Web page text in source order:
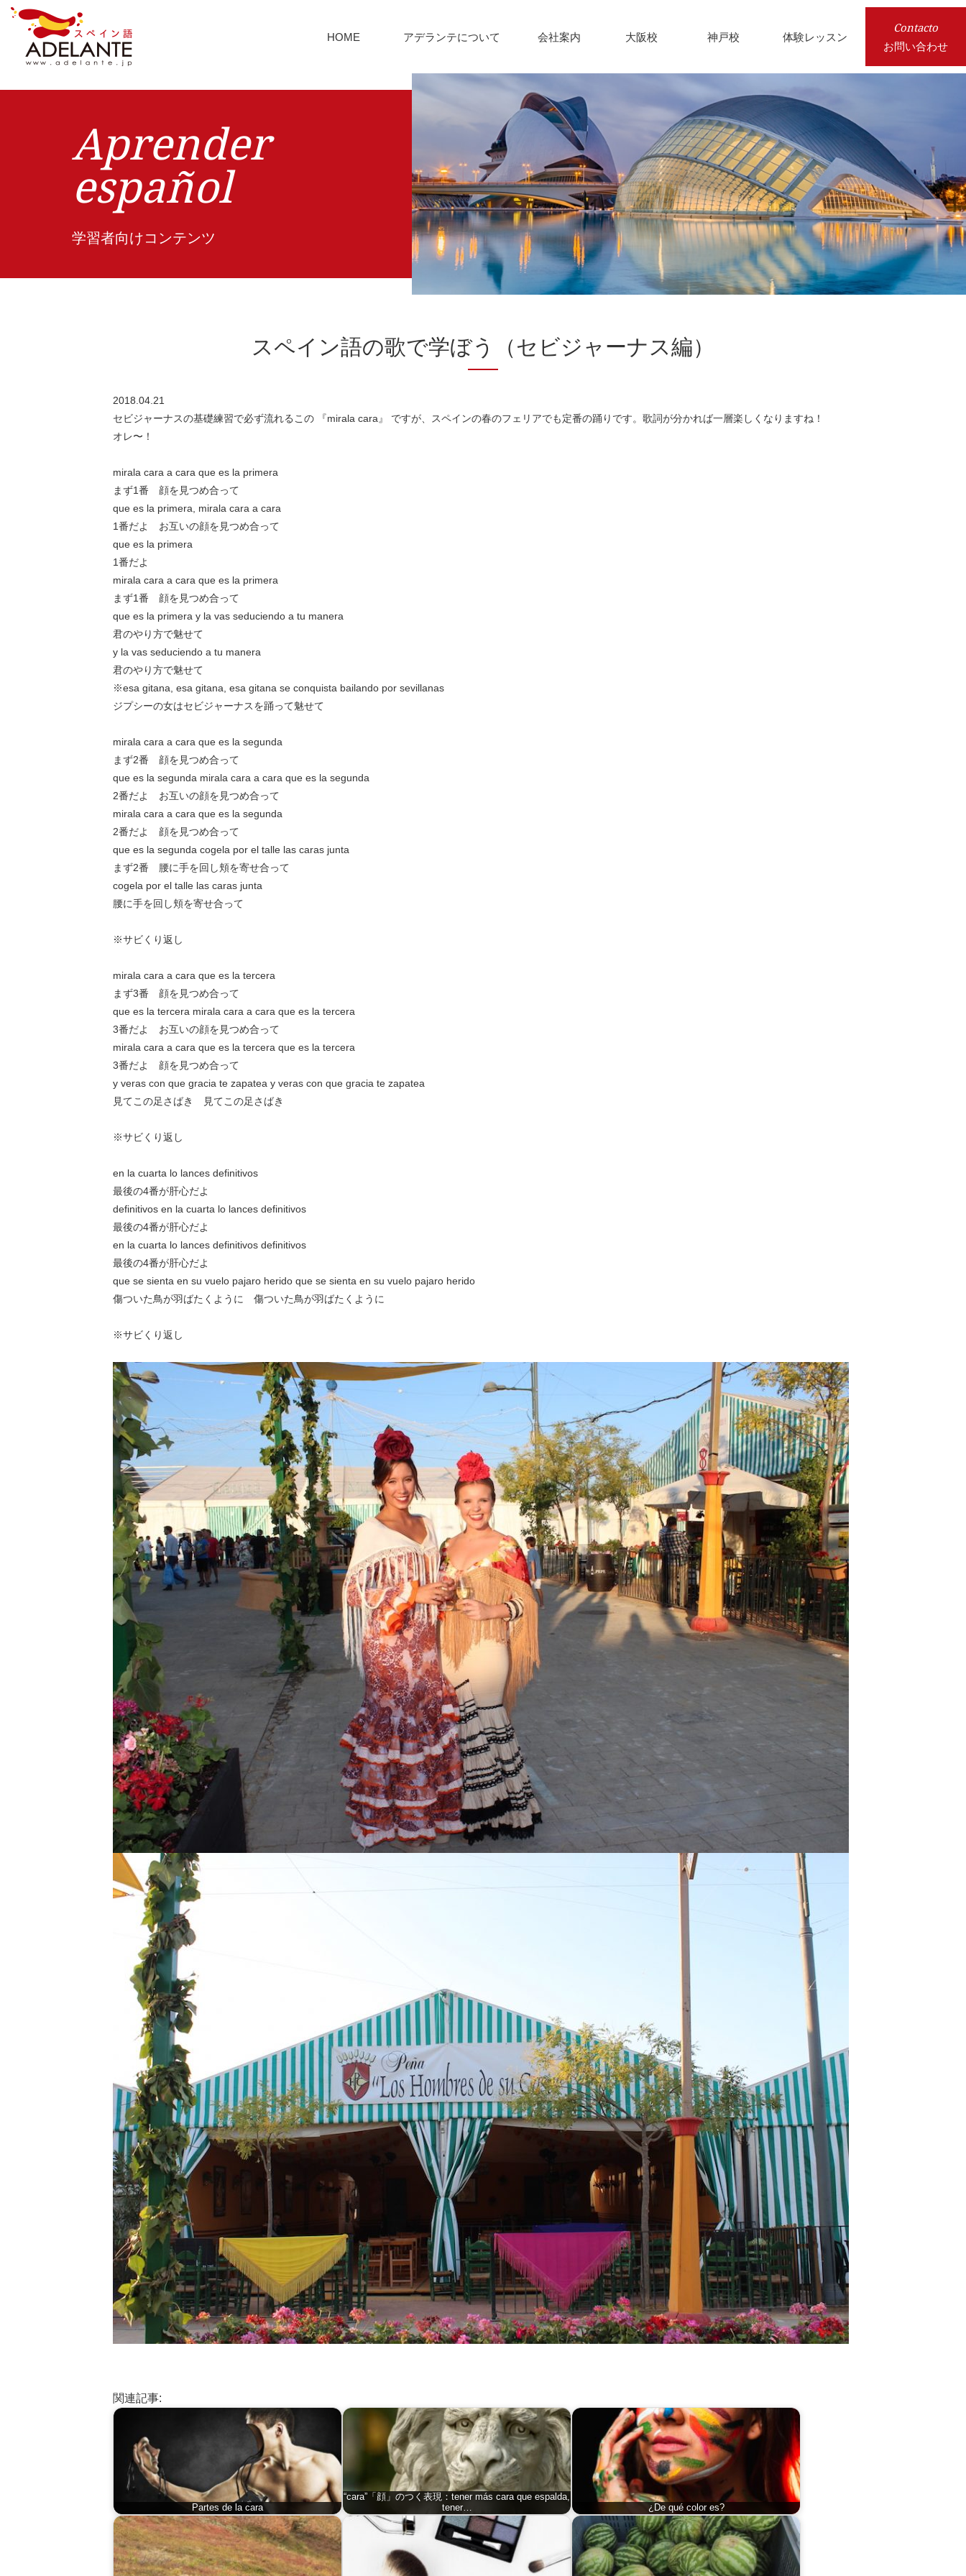
HOME アデランテについて 会社案内 大阪校 神戸校 体験レッスン
Contacto
お問い合わせ
Aprender
español
学習者向けコンテンツ
スペイン語の歌で学ぼう（セビジャーナス編）
2018.04.21
セビジャーナスの基礎練習で必ず流れるこの 『mirala cara』 ですが、スペインの春のフェリアでも定番の踊りです。歌詞が分かれば一層楽しくなりますね！
オレ〜！
mirala cara a cara que es la primera
まず1番 顔を見つめ合って
que es la primera, mirala cara a cara
1番だよ お互いの顔を見つめ合って
que es la primera
1番だよ
mirala cara a cara que es la primera
まず1番 顔を見つめ合って
que es la primera y la vas seduciendo a tu manera
君のやり方で魅せて
y la vas seduciendo a tu manera
君のやり方で魅せて
※esa gitana, esa gitana, esa gitana se conquista bailando por sevillanas
ジプシーの女はセビジャーナスを踊って魅せて
mirala cara a cara que es la segunda
まず2番 顔を見つめ合って
que es la segunda mirala cara a cara que es la segunda
2番だよ お互いの顔を見つめ合って
mirala cara a cara que es la segunda
2番だよ 顔を見つめ合って
que es la segunda cogela por el talle las caras junta
まず2番 腰に手を回し頬を寄せ合って
cogela por el talle las caras junta
腰に手を回し頬を寄せ合って
※サビくり返し
mirala cara a cara que es la tercera
まず3番 顔を見つめ合って
que es la tercera mirala cara a cara que es la tercera
3番だよ お互いの顔を見つめ合って
mirala cara a cara que es la tercera que es la tercera
3番だよ 顔を見つめ合って
y veras con que gracia te zapatea y veras con que gracia te zapatea
見てこの足さばき 見てこの足さばき
※サビくり返し
en la cuarta lo lances definitivos
最後の4番が肝心だよ
definitivos en la cuarta lo lances definitivos
最後の4番が肝心だよ
en la cuarta lo lances definitivos definitivos
最後の4番が肝心だよ
que se sienta en su vuelo pajaro herido que se sienta en su vuelo pajaro herido
傷ついた鳥が羽ばたくように 傷ついた鳥が羽ばたくように
※サビくり返し
関連記事:
Partes de la cara
“cara”「顔」のつく表現：tener más cara que espalda,
tener…
¿De qué color es?